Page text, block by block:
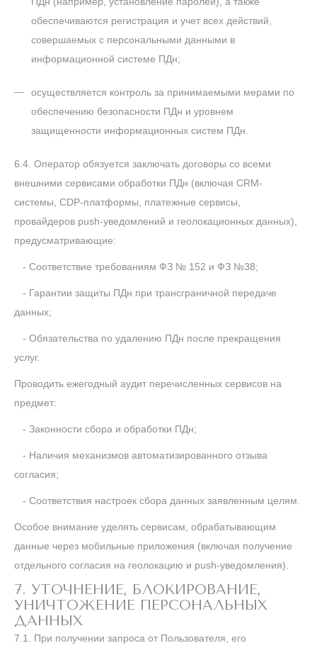
обеспечиваются регистрация и учет всех действий,
совершаемых с персональными данными в
информационной системе ПДн;
осуществляется контроль за принимаемыми мерами по
обеспечению безопасности ПДн и уровнем
защищенности информационных систем ПДн.
6.4. Оператор обязуется заключать договоры со всеми
внешними сервисами обработки ПДн (включая CRM-
системы, CDP-платформы, платежные сервисы,
провайдеров push-уведомлений и геолокационных данных),
предусматривающие:
- Соответствие требованиям ФЗ № 152 и ФЗ №38;
- Гарантии защиты ПДн при трансграничной передаче
данных;
- Обязательства по удалению ПДн после прекращения
услуг.
Проводить ежегодный аудит перечисленных сервисов на
предмет:
- Законности сбора и обработки ПДн;
- Наличия механизмов автоматизированного отзыва
согласия;
- Соответствия настроек сбора данных заявленным целям.
Особое внимание уделять сервисам, обрабатывающим
данные через мобильные приложения (включая получение
отдельного согласия на геолокацию и push-уведомления).
7. УТОЧНЕНИЕ, БЛОКИРОВАНИЕ,
УНИЧТОЖЕНИЕ ПЕРСОНАЛЬНЫХ
ДАННЫХ
7.1. При получении запроса от Пользователя, его